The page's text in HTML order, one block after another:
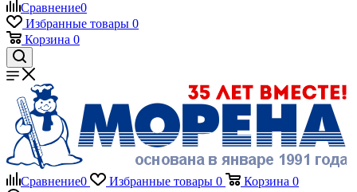
Сравнение0
Избранные товары 0
Корзина 0
Сравнение0 Избранные товары 0 Корзина 0